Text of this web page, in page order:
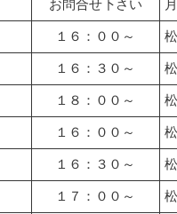
お問合せ下さい
１６：００～
１６：３０～
１８：００～
１６：００～
１６：３０～
１７：００～